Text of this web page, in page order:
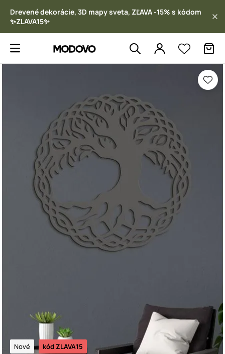
Drevené dekorácie, 3D mapy sveta, ZĽAVA -15% s kódom
✨ZLAVA15✨
Nové kód ZLAVA15